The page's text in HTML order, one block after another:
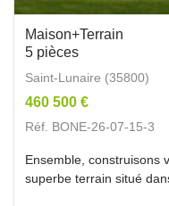
Maison+Terrain
5 pièces
Saint-Lunaire (35800)
460 500 €
Réf. BONE-26-07-15-3
Ensemble, construisons
superbe terrain situé